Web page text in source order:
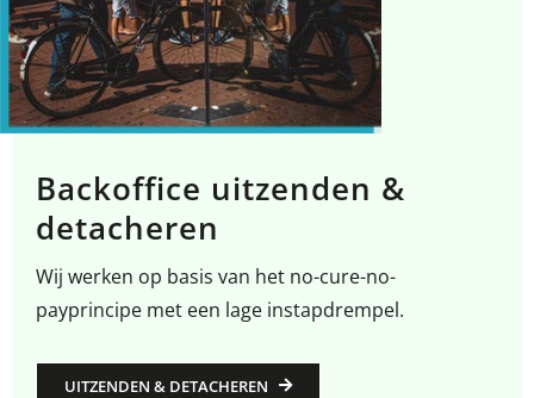
Backoffice uitzenden &
detacheren
Wij werken op basis van het no-cure-no-
payprincipe met een lage instapdrempel.
UITZENDEN & DETACHEREN